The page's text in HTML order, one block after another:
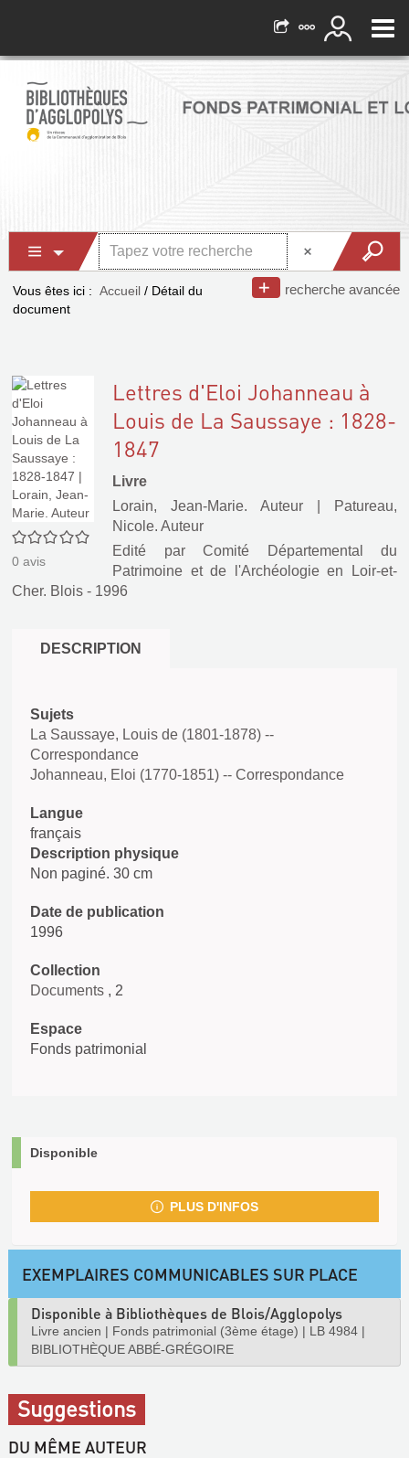
recherche avancée
Vous êtes ici : Accueil / Détail du
document
0/5
0 avis
Lettres d'Eloi Johanneau à
Louis de La Saussaye : 1828-
1847
Livre
Lorain, Jean-Marie. Auteur
Patureau,
Nicole. Auteur
Edité par Comité Départemental du
Patrimoine et de l'Archéologie en Loir-et-
Cher. Blois - 1996
DESCRIPTION
Sujets
La Saussaye, Louis de (1801-1878) --
Correspondance
Johanneau, Eloi (1770-1851) -- Correspondance
Langue
français
Description physique
Non paginé. 30 cm
Date de publication
1996
Collection
Documents , 2
Espace
Fonds patrimonial
Disponible
PLUS D'INFOS
EXEMPLAIRES COMMUNICABLES SUR PLACE
Disponible à Bibliothèques de Blois/Agglopolys
Livre ancien | Fonds patrimonial (3ème étage) | LB 4984 |
BIBLIOTHÈQUE ABBÉ-GRÉGOIRE
Suggestions
DU MÊME AUTEUR